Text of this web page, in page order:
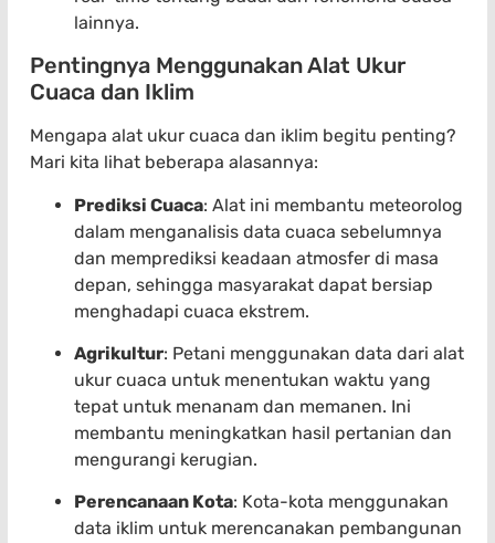
lainnya.
Pentingnya Menggunakan Alat Ukur
Cuaca dan Iklim
Mengapa alat ukur cuaca dan iklim begitu penting?
Mari kita lihat beberapa alasannya:
Prediksi Cuaca: Alat ini membantu meteorolog
dalam menganalisis data cuaca sebelumnya
dan memprediksi keadaan atmosfer di masa
depan, sehingga masyarakat dapat bersiap
menghadapi cuaca ekstrem.
Agrikultur: Petani menggunakan data dari alat
ukur cuaca untuk menentukan waktu yang
tepat untuk menanam dan memanen. Ini
membantu meningkatkan hasil pertanian dan
mengurangi kerugian.
Perencanaan Kota: Kota-kota menggunakan
data iklim untuk merencanakan pembangunan